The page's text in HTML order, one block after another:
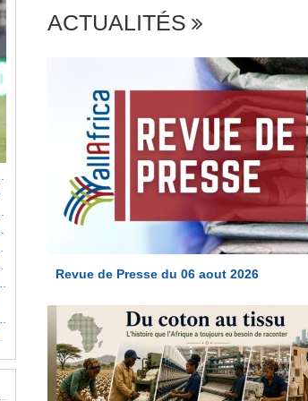
ACTUALITÉS
Revue de Presse du 06 aout 2026